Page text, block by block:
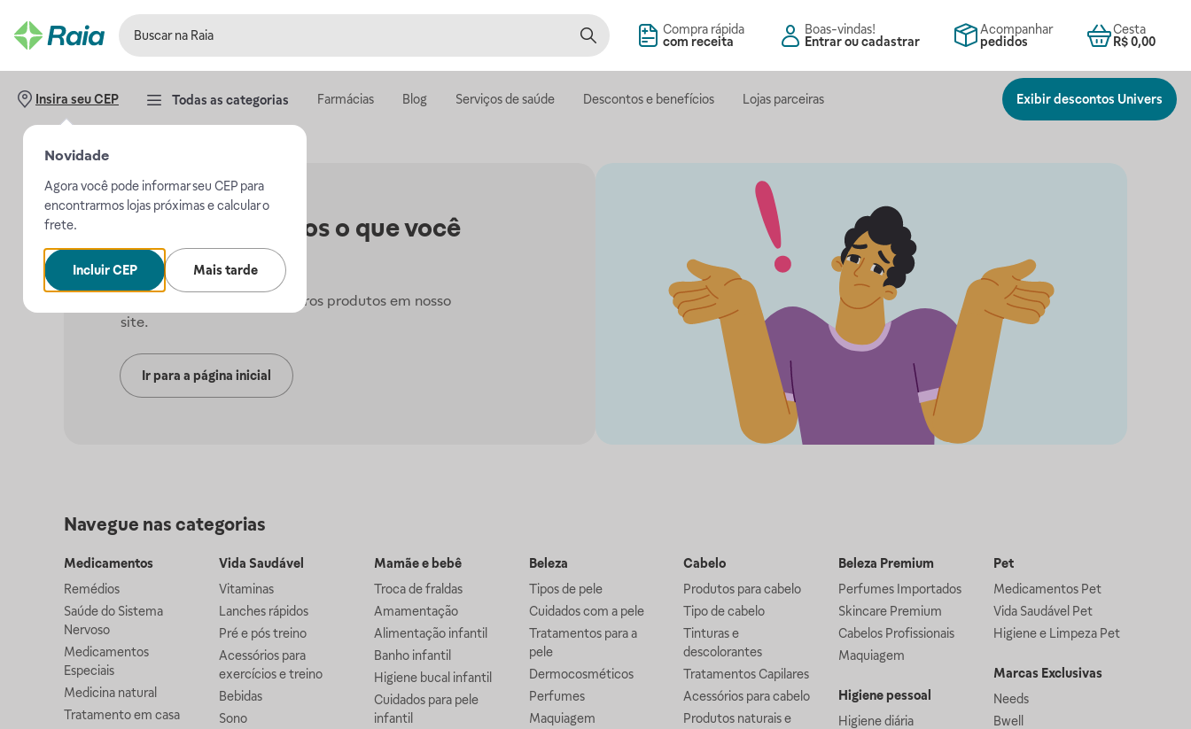
Compra rápida
com receita
Boas-vindas!
Entrar ou cadastrar
Acompanhar
pedidos
Cesta
R$ 0,00
Insira seu CEP
Novidade
Agora você pode informar seu CEP para
encontrarmos lojas próximas e calcular o
frete.
Incluir CEP Mais tarde
Todas as categorias Farmácias Blog Serviços de saúde Descontos e benefícios Lojas parceiras Exibir descontos Univers
Não encontramos o que você
procurava.
Mas, você pode conferir outros produtos em nosso
site.
Ir para a página inicial
Navegue nas categorias
Medicamentos
Remédios
Saúde do Sistema
Nervoso
Medicamentos
Especiais
Medicina natural
Tratamento em casa
Vida Saudável
Vitaminas
Lanches rápidos
Pré e pós treino
Acessórios para
exercícios e treino
Bebidas
Sono
Mamãe e bebê
Troca de fraldas
Amamentação
Alimentação infantil
Banho infantil
Higiene bucal infantil
Cuidados para pele
infantil
Beleza
Tipos de pele
Cuidados com a pele
Tratamentos para a
pele
Dermocosméticos
Perfumes
Maquiagem
Cabelo
Produtos para cabelo
Tipo de cabelo
Tinturas e
descolorantes
Tratamentos Capilares
Acessórios para cabelo
Produtos naturais e
Beleza Premium
Perfumes Importados
Skincare Premium
Cabelos Profissionais
Maquiagem
Higiene pessoal
Higiene diária
Pet
Medicamentos Pet
Vida Saudável Pet
Higiene e Limpeza Pet
Marcas Exclusivas
Needs
Bwell